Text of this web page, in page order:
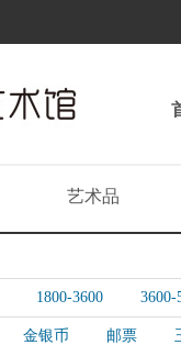
艺术品
1800-3600 3600-
金银币 邮票